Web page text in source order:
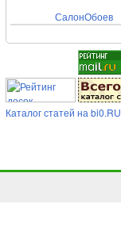
СалонОбоев
Каталог статей на bi0.RU